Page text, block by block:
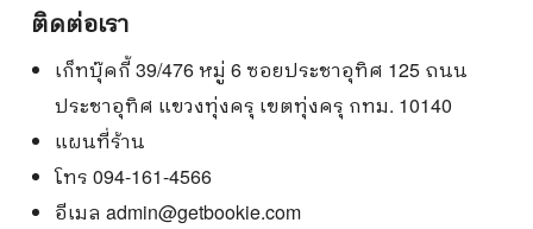
ติดต่อเรา
เก็ทบุ๊คกี้ 39/476 หมู่ 6 ซอยประชาอุทิศ 125 ถนน
ประชาอุทิศ แขวงทุ่งครุ เขตทุ่งครุ กทม. 10140
แผนที่ร้าน
โทร 094-161-4566
อีเมล admin@getbookie.com